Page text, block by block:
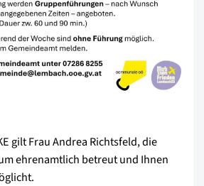
gilt Frau Andrea Richtsfeld, die
ehrenamtlich betreut und Ihnen